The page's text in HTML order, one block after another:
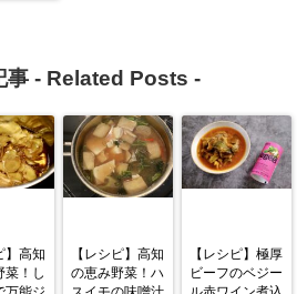
事 - Related Posts -
】高知
菜！し
【レシピ】高知
の恵み野菜！ハ
【レシピ】極厚
ビーフのベジー